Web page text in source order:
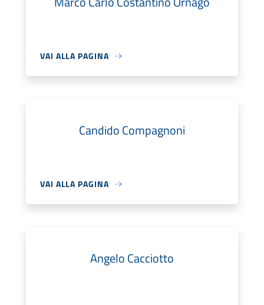
VAI ALLA PAGINA
Candido Compagnoni
VAI ALLA PAGINA
Angelo Cacciotto